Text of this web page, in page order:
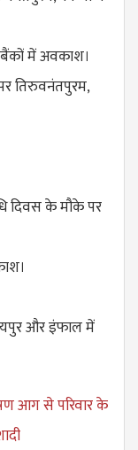
में अवकाश।
तिरुवनंतपुरम,
दिवस के मौके पर
और इंफाल में
आग से परिवार के